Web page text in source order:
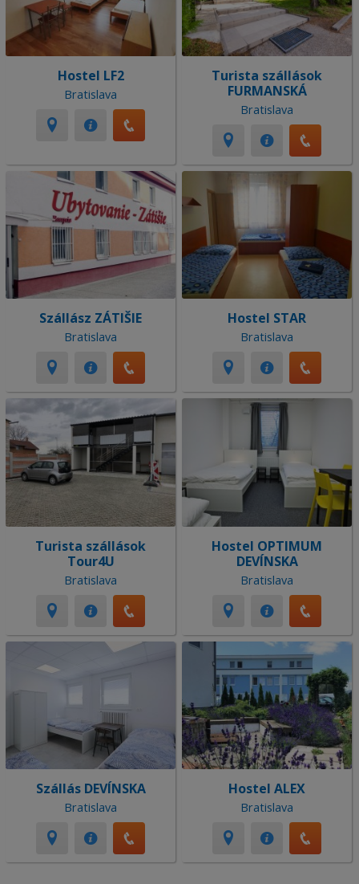
Hostel LF2
Bratislava
Turista szállások
FURMANSKÁ
Bratislava
Szállász ZÁTIŠIE
Bratislava
Hostel STAR
Bratislava
Turista szállások
Tour4U
Bratislava
Hostel OPTIMUM
DEVÍNSKA
Bratislava
Szállás DEVÍNSKA
Bratislava
Hostel ALEX
Bratislava